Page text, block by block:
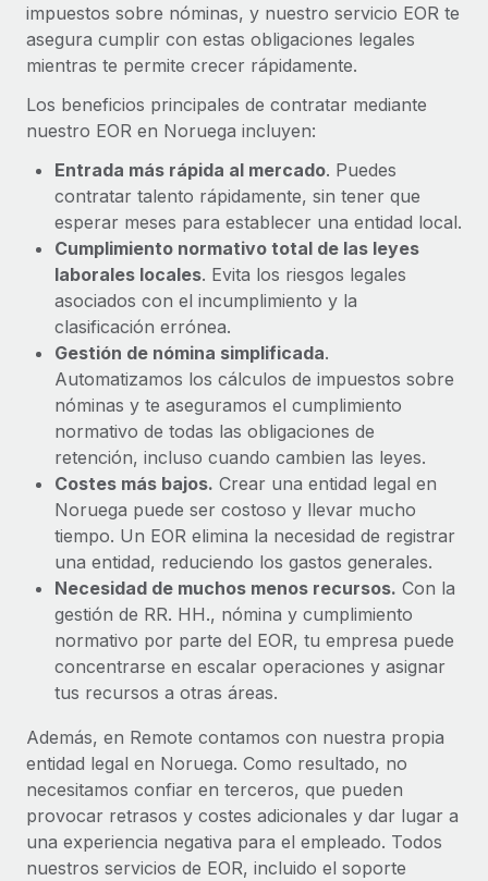
impuestos sobre nóminas, y nuestro servicio EOR te
asegura cumplir con estas obligaciones legales
mientras te permite crecer rápidamente.
Los beneficios principales de contratar mediante
nuestro EOR en Noruega incluyen:
Entrada más rápida al mercado. Puedes
contratar talento rápidamente, sin tener que
esperar meses para establecer una entidad local.
Cumplimiento normativo total de las leyes
laborales locales. Evita los riesgos legales
asociados con el incumplimiento y la
clasificación errónea.
Gestión de nómina simplificada.
Automatizamos los cálculos de impuestos sobre
nóminas y te aseguramos el cumplimiento
normativo de todas las obligaciones de
retención, incluso cuando cambien las leyes.
Costes más bajos. Crear una entidad legal en
Noruega puede ser costoso y llevar mucho
tiempo. Un EOR elimina la necesidad de registrar
una entidad, reduciendo los gastos generales.
Necesidad de muchos menos recursos. Con la
gestión de RR. HH., nómina y cumplimiento
normativo por parte del EOR, tu empresa puede
concentrarse en escalar operaciones y asignar
tus recursos a otras áreas.
Además, en Remote contamos con nuestra propia
entidad legal en Noruega. Como resultado, no
necesitamos confiar en terceros, que pueden
provocar retrasos y costes adicionales y dar lugar a
una experiencia negativa para el empleado. Todos
nuestros servicios de EOR, incluido el soporte